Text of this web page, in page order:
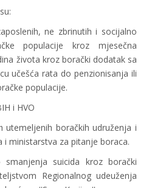
ne zbrinutih i socijalno
populacije kroz mjesečna
života kroz borački dodatak sa
učešća rata do penzionisanja ili
populacije.
i HVO
utemeljenih boračkih udruženja i
i ministarstva za pitanje boraca.
smanjenja suicida kroz borački
Regionalnog udeuženja